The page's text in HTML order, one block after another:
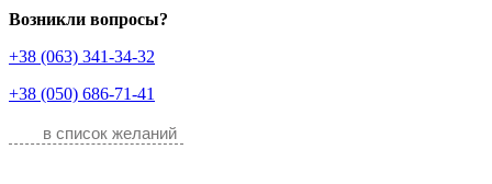
Возникли вопросы?
+38 (063) 341-34-32
+38 (050) 686-71-41
в список желаний